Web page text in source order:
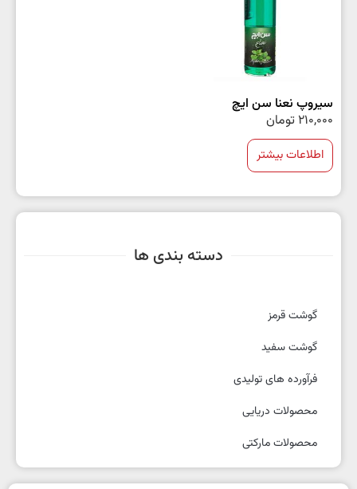
دسته بندی ها
گوشت قرمز
گوشت سفید
فرآورده های تولیدی
محصولات دریایی
محصولات مارکتی
سیروپ نعنا سن ایچ
210,000 تومان
اطلاعات بیشتر